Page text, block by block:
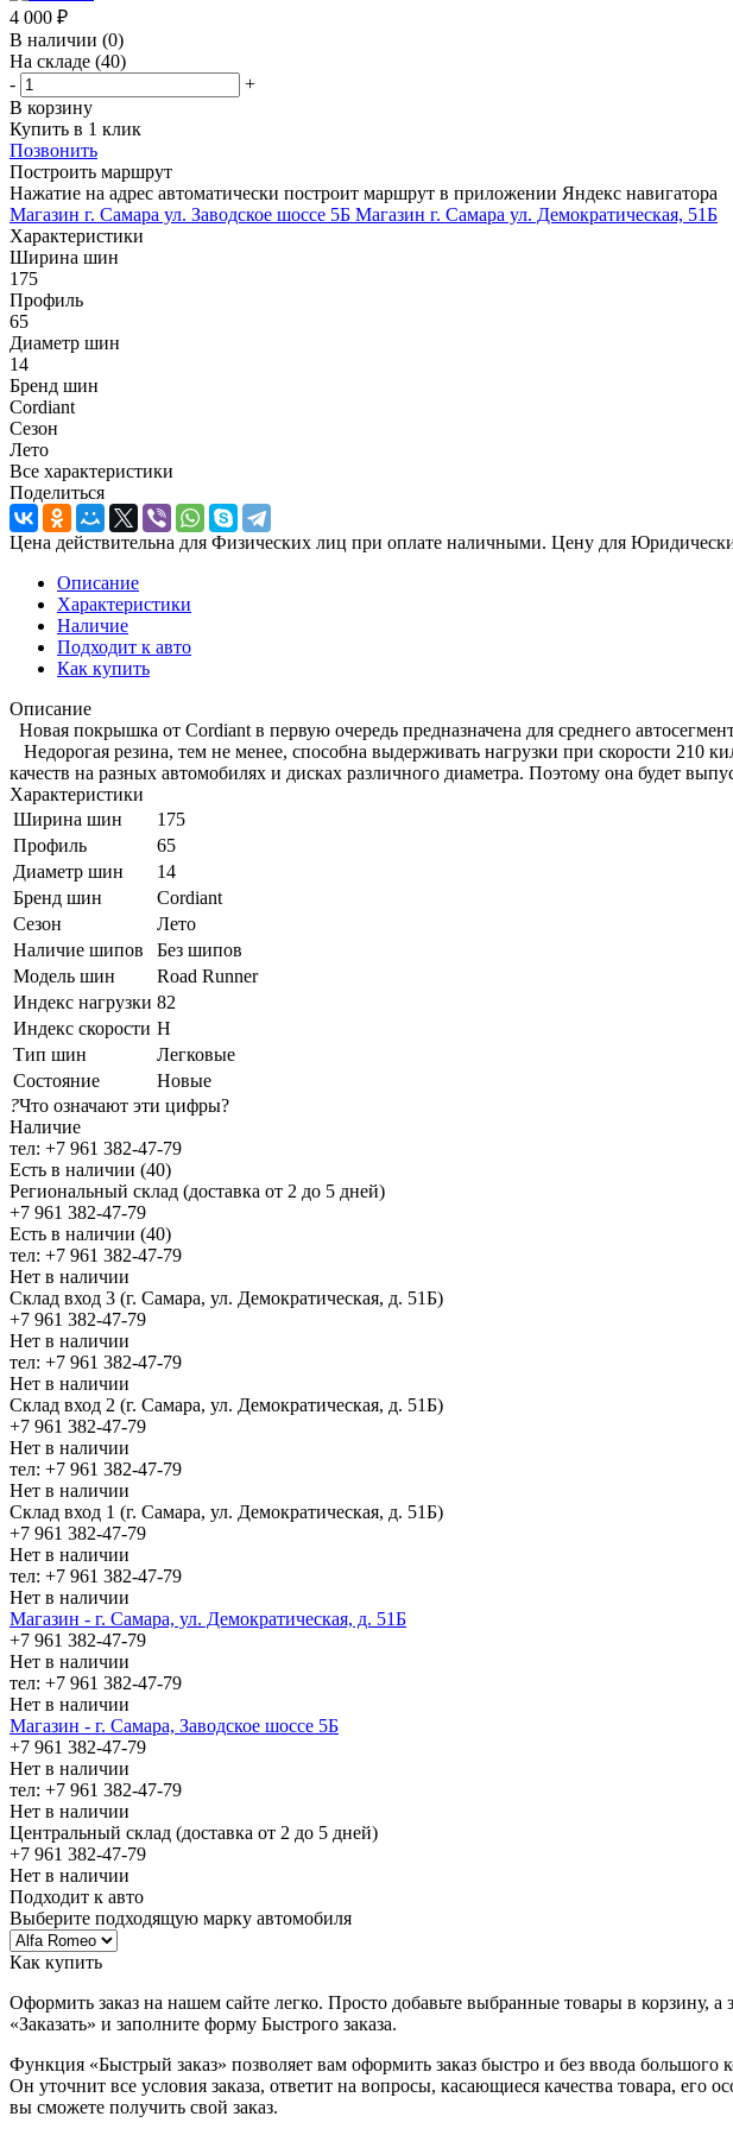
4 000 ₽
В наличии (0)
На складе (40)
-
+
В корзину
Купить в 1 клик
Позвонить
Построить маршрут
Нажатие на адрес автоматически построит маршрут в приложении Яндекс навигатора
Магазин г. Самара ул. Заводское шоссе 5Б Магазин г. Самара ул. Демократическая, 51Б
Характеристики
Ширина шин
175
Профиль
65
Диаметр шин
14
Бренд шин
Cordiant
Сезон
Лето
Все характеристики
Поделиться
Цена действительна для Физических лиц при оплате наличными. Цену для
Описание
Характеристики
Наличие
Подходит к авто
Как купить
Описание
Новая покрышка от Cordiant в первую очередь предназначена для среднего
Недорогая резина, тем не менее, способна выдерживать нагрузки при скорости 210
качеств на разных автомобилях и дисках различного диаметра. Поэтому она будет
Характеристики
Ширина шин
175
Профиль
65
Диаметр шин
14
Бренд шин
Cordiant
Сезон
Лето
Наличие шипов
Без шипов
Модель шин
Road Runner
Индекс нагрузки 82
Индекс скорости H
Тип шин
Легковые
Состояние
Новые
?Что означают эти цифры?
Наличие
тел: +7 961 382-47-79
Есть в наличии (40)
Региональный склад (доставка от 2 до 5 дней)
+7 961 382-47-79
Есть в наличии (40)
тел: +7 961 382-47-79
Нет в наличии
Склад вход 3 (г. Самара, ул. Демократическая, д. 51Б)
+7 961 382-47-79
Нет в наличии
тел: +7 961 382-47-79
Нет в наличии
Склад вход 2 (г. Самара, ул. Демократическая, д. 51Б)
+7 961 382-47-79
Нет в наличии
тел: +7 961 382-47-79
Нет в наличии
Склад вход 1 (г. Самара, ул. Демократическая, д. 51Б)
+7 961 382-47-79
Нет в наличии
тел: +7 961 382-47-79
Нет в наличии
Магазин - г. Самара, ул. Демократическая, д. 51Б
+7 961 382-47-79
Нет в наличии
тел: +7 961 382-47-79
Нет в наличии
Магазин - г. Самара, Заводское шоссе 5Б
+7 961 382-47-79
Нет в наличии
тел: +7 961 382-47-79
Нет в наличии
Центральный склад (доставка от 2 до 5 дней)
+7 961 382-47-79
Нет в наличии
Подходит к авто
Выберите подходящую марку автомобиля
Как купить
Оформить заказ на нашем сайте легко. Просто добавьте выбранные товары в корзину,
«Заказать» и заполните форму Быстрого заказа.
Функция «Быстрый заказ» позволяет вам оформить заказ быстро и без ввода
Он уточнит все условия заказа, ответит на вопросы, касающиеся качества товара,
вы сможете получить свой заказ.